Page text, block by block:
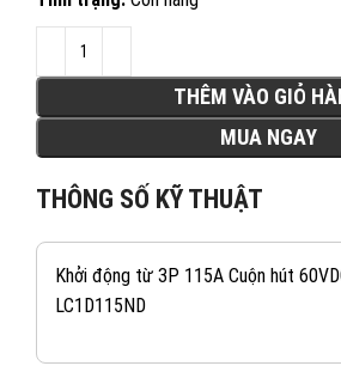
THÊM VÀO GIỎ
MUA NGAY
THÔNG SỐ KỸ THUẬT
Khởi động từ 3P 115A Cuộn hút
LC1D115ND